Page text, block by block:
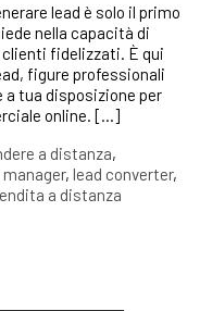
lead è solo il primo
nella capacità di
fidelizzati. È qui
figure professionali
tua disposizione per
online. […]
a distanza,
, lead converter,
a distanza